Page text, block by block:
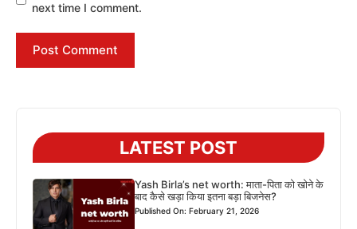
next time I comment.
LATEST POST
Yash Birla’s net worth: माता-पिता को खोने के
बाद कैसे खड़ा किया इतना बड़ा बिजनेस?
Published On: February 21, 2026